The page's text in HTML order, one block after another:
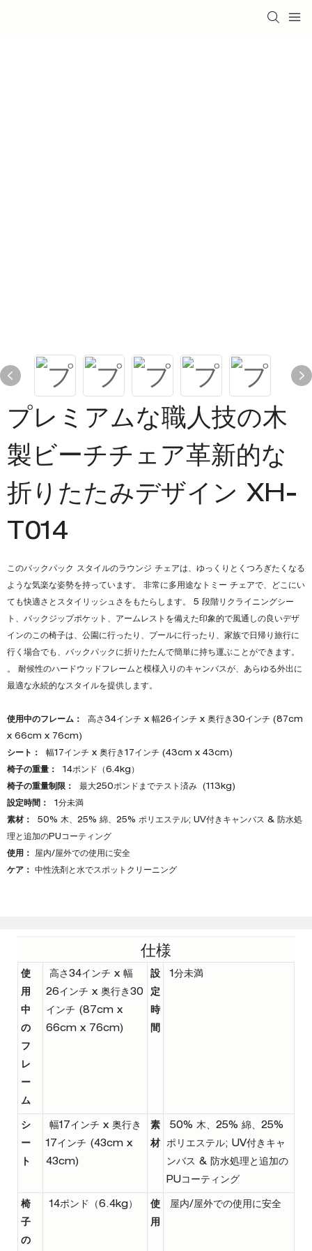
プレミアムな職人技の木
製ビーチチェア革新的な
折りたたみデザイン XH-
T014
このバックパック スタイルのラウンジ チェアは、ゆっくりとくつろぎたくなる
ような気楽な姿勢を持っています。 非常に多用途なトミー チェアで、どこにい
ても快適さとスタイリッシュさをもたらします。 5 段階リクライニングシー
ト、バックジップポケット、アームレストを備えた印象的で風通しの良いデザ
インのこの椅子は、公園に行ったり、プールに行ったり、家族で日帰り旅行に
行く場合でも、バックパックに折りたたんで簡単に持ち運ぶことができます。
。 耐候性のハードウッドフレームと模様入りのキャンバスが、あらゆる外出に
最適な永続的なスタイルを提供します。
使用中のフレーム：
高さ34インチ x 幅26インチ x 奥行き30インチ (87cm
x 66cm x 76cm)
シート：
幅17インチ x 奥行き17インチ (43cm x 43cm)
椅子の重量：
14ポンド（6.4kg）
椅子の重量制限：
最大250ポンドまでテスト済み (113kg)
設定時間：
1分未満
素材：
50% 木、25% 綿、25% ポリエステル; UV付きキャンバス & 防水処
理と追加のPUコーティング
使用： 屋内/屋外での使用に安全
ケア： 中性洗剤と水でスポットクリーニング
仕様
使
用
中
の
フ
レ
ー
ム
高さ34インチ x 幅
26インチ x 奥行き30
インチ (87cm x
66cm x 76cm)
設
定
時
間
1分未満
シ
ー
ト
幅17インチ x 奥行き
17インチ (43cm x
43cm)
素
材
50% 木、25% 綿、25%
ポリエステル; UV付きキャ
ンバス & 防水処理と追加の
PUコーティング
椅
子
の
14ポンド（6.4kg）
使
用
屋内/屋外での使用に安全